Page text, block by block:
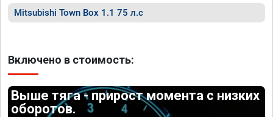
Mitsubishi Town Box 1.1 75 л.с
Включено в стоимость:
Выше тяга - прирост момента с низких
оборотов.